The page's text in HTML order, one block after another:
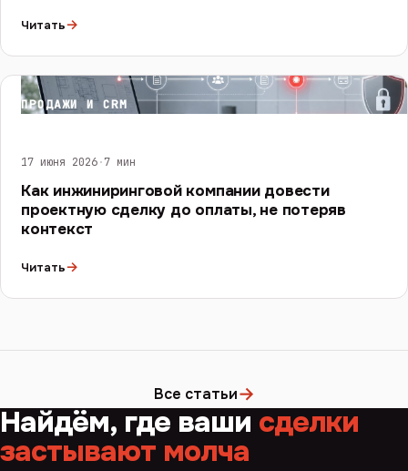
Читать→
ПРОДАЖИ И CRM
17 июня 2026·7 мин
Как инжиниринговой компании довести
проектную сделку до оплаты, не потеряв
контекст
Читать→
Все статьи→
Найдём, где ваши сделки
застывают молча